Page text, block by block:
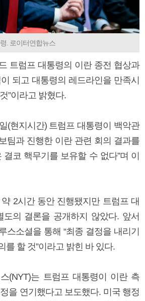
. 로이터연합뉴스
트럼프 대통령의 이란 종전 협상과
되고 대통령의 레드라인을 만족시
”이라고 밝혔다.
(현지시간) 트럼프 대통령이 백악관
팀과 진행한 이란 관련 회의 결과를
결코 핵무기를 보유할 수 없다”며 이
2시간 동안 진행됐지만 트럼프 대
의 결론을 공개하지 않았다. 앞서
스소셜을 통해 “최종 결정을 내리기
를 할 것”이라고 밝힌 바 있다.
(NYT)는 트럼프 대통령이 이란 측
을 연기했다고 보도했다. 미국 행정